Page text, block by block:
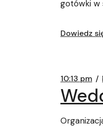
gotówki w
Dowiedz
10:13 pm